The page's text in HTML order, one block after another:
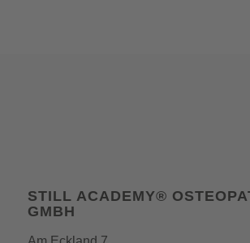
STILL ACADEMY®
GMBH